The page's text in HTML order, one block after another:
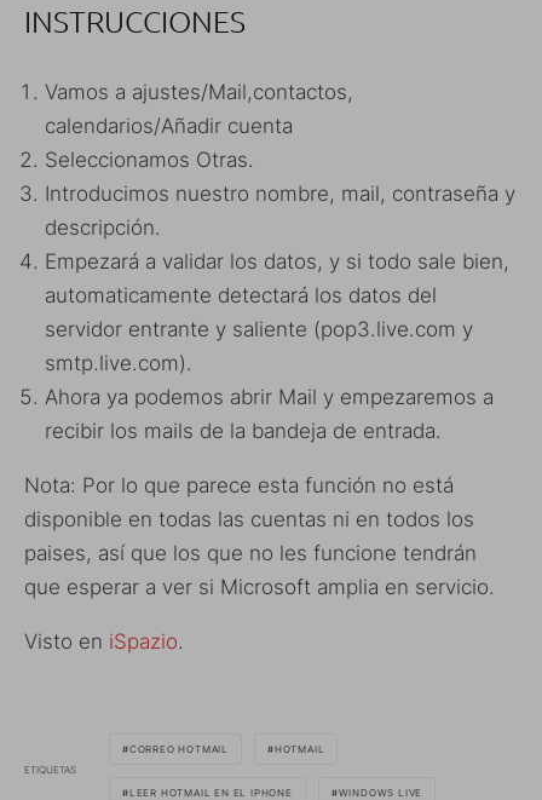
INSTRUCCIONES
Vamos a ajustes/Mail,contactos,
calendarios/Añadir cuenta
Seleccionamos Otras.
Introducimos nuestro nombre, mail, contraseña y
descripción.
Empezará a validar los datos, y si todo sale bien,
automaticamente detectará los datos del
servidor entrante y saliente (pop3.live.com y
smtp.live.com).
Ahora ya podemos abrir Mail y empezaremos a
recibir los mails de la bandeja de entrada.
Nota: Por lo que parece esta función no está
disponible en todas las cuentas ni en todos los
paises, así que los que no les funcione tendrán
que esperar a ver si Microsoft amplia en servicio.
Visto en iSpazio.
ETIQUETAS
CORREO HOTMAIL HOTMAIL
LEER HOTMAIL EN EL IPHONE WINDOWS LIVE